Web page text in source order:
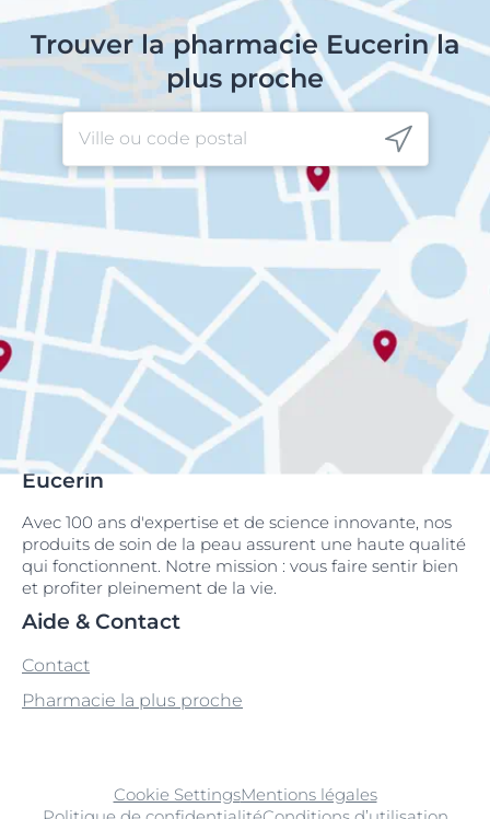
Trouver la pharmacie Eucerin la
plus proche
Eucerin
Avec 100 ans d'expertise et de science innovante, nos
produits de soin de la peau assurent une haute qualité
qui fonctionnent. Notre mission : vous faire sentir bien
et profiter pleinement de la vie.
Aide & Contact
Contact
Pharmacie la plus proche
Cookie SettingsMentions légales